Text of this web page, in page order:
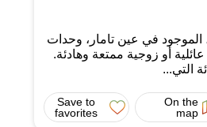
في عين تامار، وحدات
أو زوجية ممتعة وهادئة.
التي...
On the
map
Save to
favorites